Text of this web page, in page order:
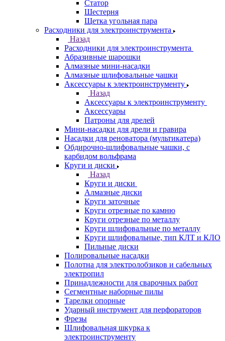
Статор
Шестерня
Щетка угольная пара
Расходники для электроинструмента
Назад
Расходники для электроинструмента
Абразивные шарошки
Алмазные мини-насадки
Алмазные шлифовальные чашки
Аксессуары к электроинструменту
Назад
Аксессуары к электроинструменту
Аксессуары
Патроны для дрелей
Мини-насадки для дрели и гравира
Насадки для реноватора (мультикатера)
Обдирочно-шлифовальные чашки, с
карбидом вольфрама
Круги и диски
Назад
Круги и диски
Алмазные диски
Круги заточные
Круги отрезные по камню
Круги отрезные по металлу
Круги шлифовальные по металлу
Круги шлифовальные, тип КЛТ и КЛО
Пильные диски
Полировальные насадки
Полотна для электролобзиков и сабельных
электропил
Принадлежности для сварочных работ
Сегментные наборные пилы
Тарелки опорные
Ударный инструмент для перфораторов
Фрезы
Шлифовальная шкурка к
электроинструменту